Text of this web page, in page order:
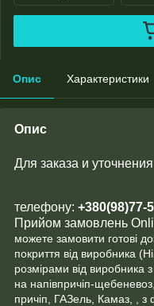
Опис Характеристики
Опис
Для заказа и
телефону: +380(98)77-
Прийом замовлень
можете замовити готові
покриття від виробника
розмірами від виробника
на напівпричіп-
причіп, ГАЗель, Камаз, ,